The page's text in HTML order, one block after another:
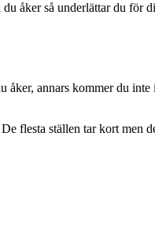
åker så underlättar du för
åker, annars kommer du
flesta ställen tar kort men